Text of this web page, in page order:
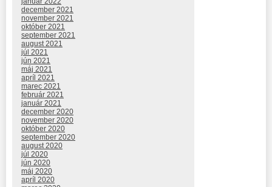
december 2021
november 2021
október 2021
september 2021
august 2021
júl 2021
jún 2021
máj 2021
apríl 2021
marec 2021
február 2021
január 2021
december 2020
november 2020
október 2020
september 2020
august 2020
júl 2020
jún 2020
máj 2020
apríl 2020